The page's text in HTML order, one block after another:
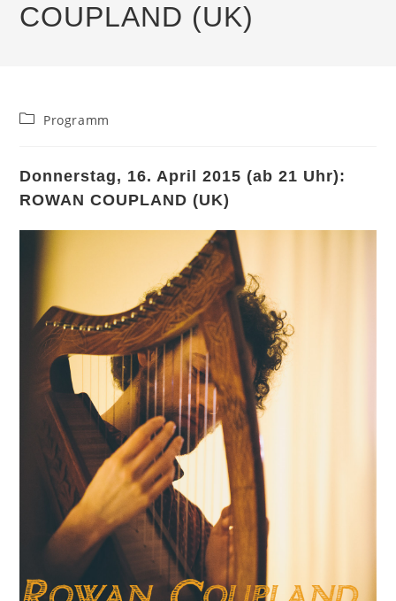
COUPLAND (UK)
Beitrags-
Programm
Donnerstag, 16. April 2015 (ab 21 Uhr):
ROWAN COUPLAND (UK)